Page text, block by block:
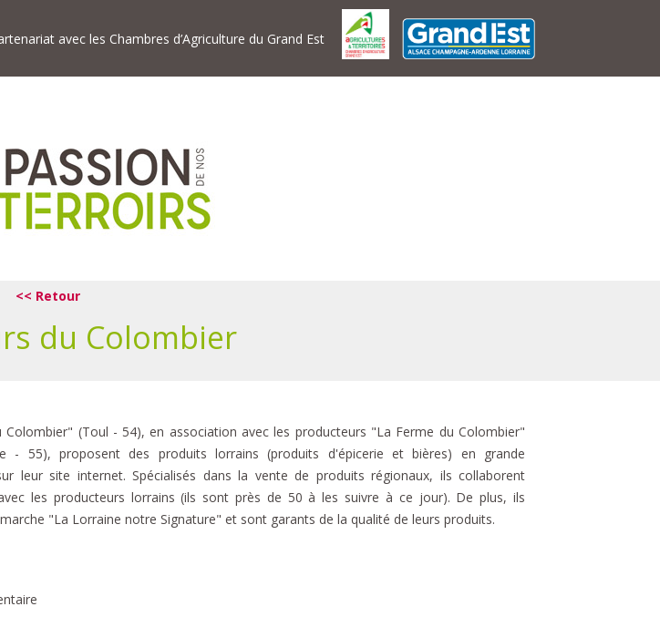
avec les Chambres d’Agriculture du Grand Est
<< Retour
du Colombier
Colombier" (Toul - 54), en association avec les producteurs "La Ferme du Colombier"
- 55), proposent des produits lorrains (produits d'épicerie et bières) en grande
leur site internet. Spécialisés dans la vente de produits régionaux, ils collaborent
les producteurs lorrains (ils sont près de 50 à les suivre à ce jour). De plus, ils
"La Lorraine notre Signature" et sont garants de la qualité de leurs produits.